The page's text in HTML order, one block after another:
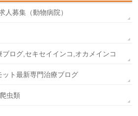
人募集（動物病院）
ログ,セキセイインコ,オカメインコ
ット最新専門治療ブログ
虫類